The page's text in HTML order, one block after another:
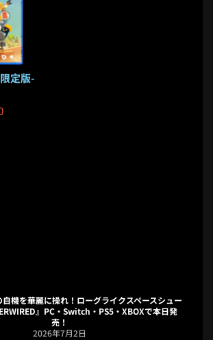
定版-
機を華麗に操れ！ローグライクスペースシュー
』PC・Switch・PS5・XBOXで本日発
売！
2026年7月2日